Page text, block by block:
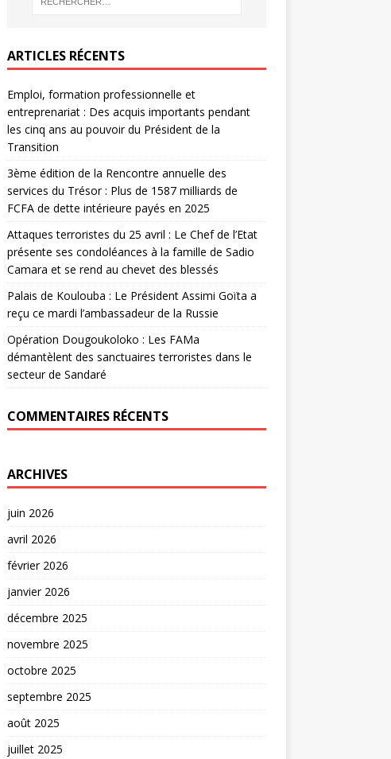
ARTICLES RÉCENTS
Emploi, formation professionnelle et
entreprenariat : Des acquis importants pendant
les cinq ans au pouvoir du Président de la
Transition
3ème édition de la Rencontre annuelle des
services du Trésor : Plus de 1587 milliards de
FCFA de dette intérieure payés en 2025
Attaques terroristes du 25 avril : Le Chef de l’Etat
présente ses condoléances à la famille de Sadio
Camara et se rend au chevet des blessés
Palais de Koulouba : Le Président Assimi Goïta a
reçu ce mardi l’ambassadeur de la Russie
Opération Dougoukoloko : Les FAMa
démantèlent des sanctuaires terroristes dans le
secteur de Sandaré
COMMENTAIRES RÉCENTS
ARCHIVES
juin 2026
avril 2026
février 2026
janvier 2026
décembre 2025
novembre 2025
octobre 2025
septembre 2025
août 2025
juillet 2025